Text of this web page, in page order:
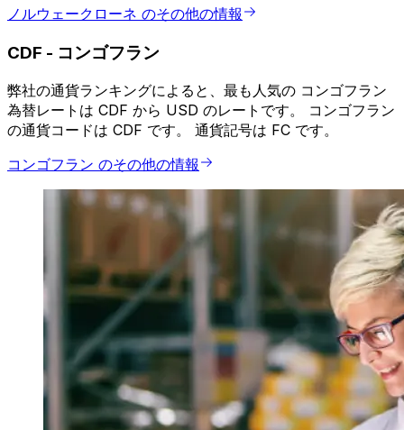
ノルウェークローネ のその他の情報
CDF - コンゴフラン
弊社の通貨ランキングによると、最も人気の コンゴフラン
為替レートは CDF から USD のレートです。 コンゴフラン
の通貨コードは CDF です。 通貨記号は FC です。
コンゴフラン のその他の情報